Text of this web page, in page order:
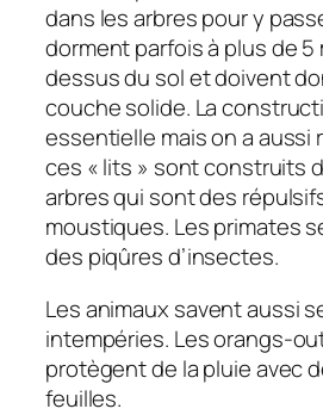
dans les arbres pour y
dorment parfois à plus de
dessus du sol et doivent
couche solide. La
essentielle mais on a aussi
ces « lits » sont construits
arbres qui sont des
moustiques. Les primates
des piqûres d’insectes.
Les animaux savent aussi
intempéries. Les orangs-
protègent de la pluie avec
feuilles.